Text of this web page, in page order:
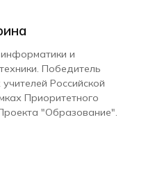
и
Победитель
Российской
Приоритетного
"Образование".